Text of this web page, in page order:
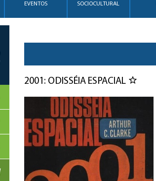
EVENTOS SOCIOCULTURAL
2001: ODISSÉIA ESPACIAL